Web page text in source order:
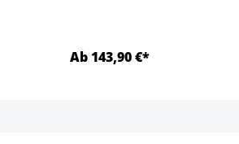
Ab 143,90 €*